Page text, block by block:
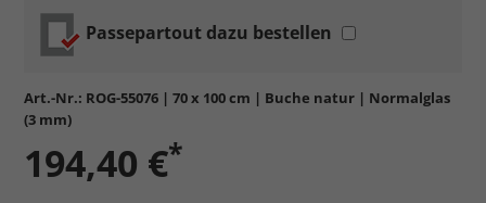
Standardglasin hochwertiger Floatglas-Qualität.
Formstabil, preiswert, witterungs- und hitzebeständig
Reflektierende Oberfläche
, die als störend empfunden
Minimaler UV-Schutz von ca. 45%
Schutz des Bildes.
Passepartout dazu bestellen
Art.-Nr.: ROG-55076 | 70 x 100 cm | Buche natur | Normalglas
(3 mm)
194,40 €*